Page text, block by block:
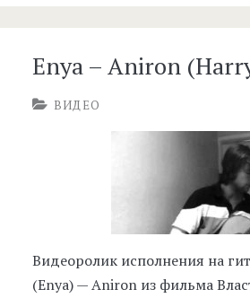
Enya – Aniron
ВИДЕО
Видеоролик исполнения на
(Enya) — Aniron из фильма